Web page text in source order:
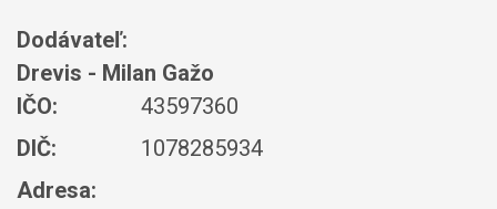
Dodávateľ:
Drevis - Milan Gažo
IČO:
43597360
DIČ:
1078285934
Adresa: